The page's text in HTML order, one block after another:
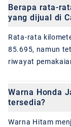
Berapa rata-
yang dijual di
Rata-rata
85.695, namun
riwayat
Warna Honda
tersedia?
Warna Hitam